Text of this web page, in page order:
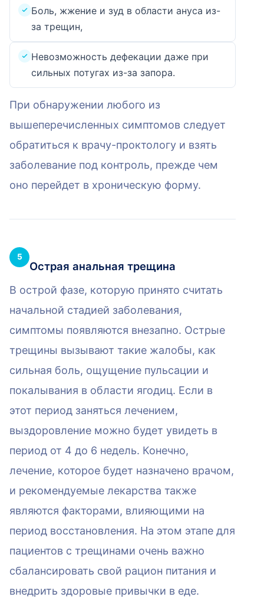
Боль, жжение и зуд в области ануса из-
за трещин,
Невозможность дефекации даже при
сильных потугах из-за запора.
При обнаружении любого из
вышеперечисленных симптомов следует
обратиться к врачу-проктологу и взять
заболевание под контроль, прежде чем
оно перейдет в хроническую форму.
5
Острая анальная трещина
В острой фазе, которую принято считать
начальной стадией заболевания,
симптомы появляются внезапно. Острые
трещины вызывают такие жалобы, как
сильная боль, ощущение пульсации и
покалывания в области ягодиц. Если в
этот период заняться лечением,
выздоровление можно будет увидеть в
период от 4 до 6 недель. Конечно,
лечение, которое будет назначено врачом,
и рекомендуемые лекарства также
являются факторами, влияющими на
период восстановления. На этом этапе для
пациентов с трещинами очень важно
сбалансировать свой рацион питания и
внедрить здоровые привычки в еде.